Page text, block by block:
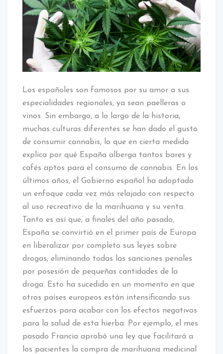
Los españoles son famosos por su amor a sus
especialidades regionales, ya sean paelleras o
vinos. Sin embargo, a lo largo de la historia,
muchas culturas diferentes se han dado el gusto
de consumir cannabis, lo que en cierta medida
explica por qué España alberga tantos bares y
cafés aptos para el consumo de cannabis. En los
últimos años, el Gobierno español ha adoptado
un enfoque cada vez más relajado con respecto
al uso recreativo de la marihuana y su venta.
Tanto es así que, a finales del año pasado,
España se convirtió en el primer país de Europa
en liberalizar por completo sus leyes sobre
drogas, eliminando todas las sanciones penales
por posesión de pequeñas cantidades de la
droga. Esto ha sucedido en un momento en que
otros países europeos están intensificando sus
esfuerzos para acabar con los efectos negativos
para la salud de esta hierba. Por ejemplo, el mes
pasado Francia aprobó una ley que facilitará a
los pacientes la compra de marihuana medicinal